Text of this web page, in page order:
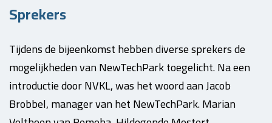
Sprekers
Tijdens de bijeenkomst hebben diverse sprekers de
mogelijkheden van NewTechPark toegelicht. Na een
introductie door NVKL, was het woord aan Jacob
Brobbel, manager van het NewTechPark. Marian